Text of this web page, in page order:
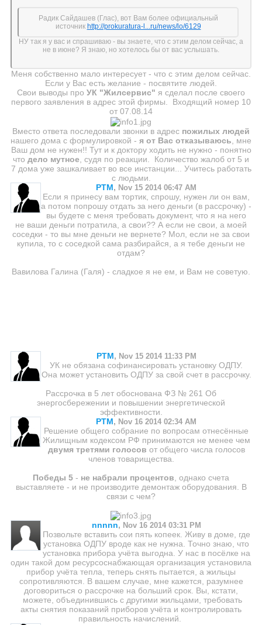
Радик Сайдашев (Глас), вот Вам более официальный
источник http://prokuratura-l...ru/news/lo/6129
НУ так я у вас и спрашиваю - вы знаете, что с этим делом сейчас, а
не в июне? Я знаю, но хотелось бы от вас услышать.
Меня собственно мало интересует - что с этим делом сейчас.
Если у Вас есть желание - посвятите людей.
Свои выводы про УК "Жилсервис" я сделал после своего
первого заявления в адрес этой фирмы. Входящий номер 10
от 07.08.14
Вместо ответа последовали звонки в адрес пожилых людей
нашего дома с формулировкой - я от Вас отказываюсь , мне
Ваш дом не нужен!! Тут и к доктору ходить не нужно - понятно
что дело мутное , судя по реакции. Количество жалоб от 5 и
7 дома уже зашкаливает во все инстанции... Учитесь работать
с людьми.
PTM, Nov 15 2014 06:47 AM
Если я принесу вам тортик, спрошу, нужен ли он вам,
а потом попрошу отдать за него деньги (в рассрочку) -
вы будете с меня требовать документ, что я на него
не ваши деньги потратила, а свои?? А если не свои, а моей
соседки - то вы мне деньги не вернете? Мол, если не за свои
купила, то с соседкой сама разбирайся, а я тебе деньги не
отдам?
Вавилова Галина (Галя) - сладкое я не ем, и Вам не советую.
PTM, Nov 15 2014 11:33 PM
УК не обязана софинансировать установку ОДПУ.
Она может установить ОДПУ за свой счет в рассрочку.
Рассрочка в 5 лет обоснована ФЗ № 261 Об
энергосбережении и повышении энергетической
эффективности.
PTM, Nov 16 2014 02:34 AM
Решение общего собрание по вопросам отнесённые
Жилищным кодексом РФ принимаются не менее чем
двумя третями голосов от общего числа голосов
членов товарищества.
Победы 5 - не набрали процентов , однако счета
выставляете - и не производите демонтаж оборудования. В
связи с чем?
nnnnn, Nov 16 2014 03:31 PM
Позвольте вставить сои пять копеек. Живу в доме, где
установка ОДПУ вроде как не нужна. Точно знаю, что
установка прибора учёта выгодна. У нас в посёлке на
один такой дом ресурсоснабжающая организация установила
прибор учёта тепла, теперь снять пытается, а жильцы
сопротивляются. В вашем случае, мне кажется, разумнее
договориться о рассрочке на больший срок. Вы, кстати,
можете, объединившись с другими жильцами, требовать
акты снятия показаний приборов учёта и контролировать
правильность начислений.